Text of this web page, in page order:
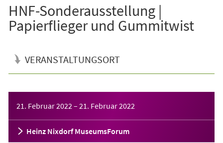
HNF-Sonderausstellung |
Papierflieger und Gummitwist
VERANSTALTUNGSORT
21. Februar 2022 – 21. Februar 2022
Heinz Nixdorf MuseumsForum